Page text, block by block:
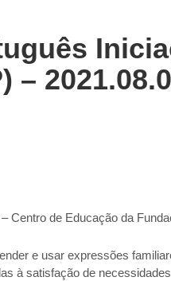
–
Centro de Educação da
e usar expressões
à satisfação de